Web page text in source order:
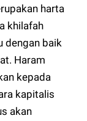
harta
khilafah
dengan baik
Haram
kepada
kapitalis
akan